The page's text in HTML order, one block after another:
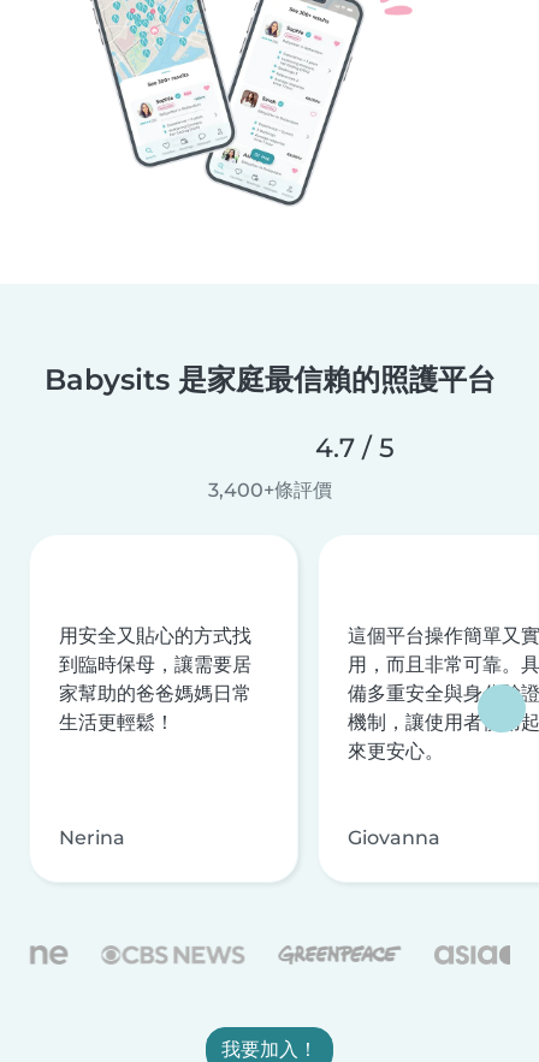
Babysits 是家庭最信賴的照護平台
4.7 / 5
3,400+條評價
用安全又貼心的方式找
到臨時保母，讓需要居
家幫助的爸爸媽媽日常
生活更輕鬆！
Nerina
這個平台操作簡單又實
用，而且非常可靠。具
備多重安全與身分驗證
機制，讓使用者使用起
來更安心。
Giovanna
我要加入！